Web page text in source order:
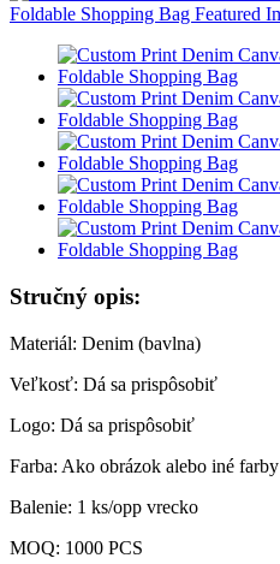
Stručný opis:
Materiál: Denim (bavlna)
Veľkosť: Dá sa prispôsobiť
Logo: Dá sa prispôsobiť
Farba: Ako obrázok alebo iné farby
Balenie: 1 ks/opp vrecko
MOQ: 1000 PCS